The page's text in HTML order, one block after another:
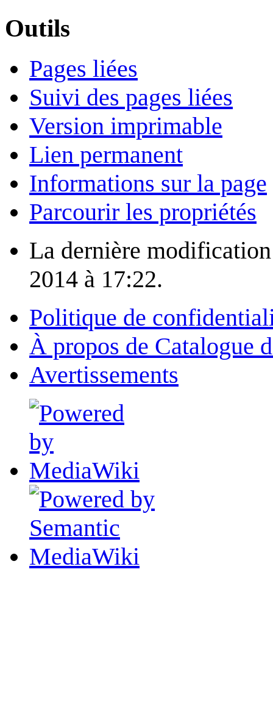
Outils
Pages liées
Suivi des pages liées
Version imprimable
Lien permanent
Informations sur la page
Parcourir les propriétés
La dernière
2014 à 17:22.
Politique de
À propos de Catalogue
Avertissements